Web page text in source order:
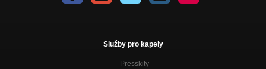
Služby pro kapely
Presskity